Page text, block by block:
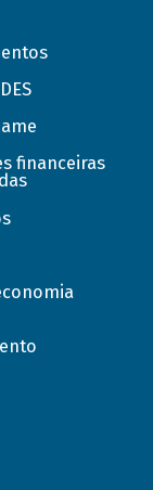
financeiras